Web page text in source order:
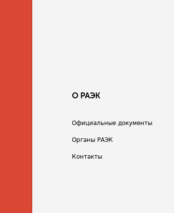
О РАЭК
Официальные документы
Органы РАЭК
Контакты